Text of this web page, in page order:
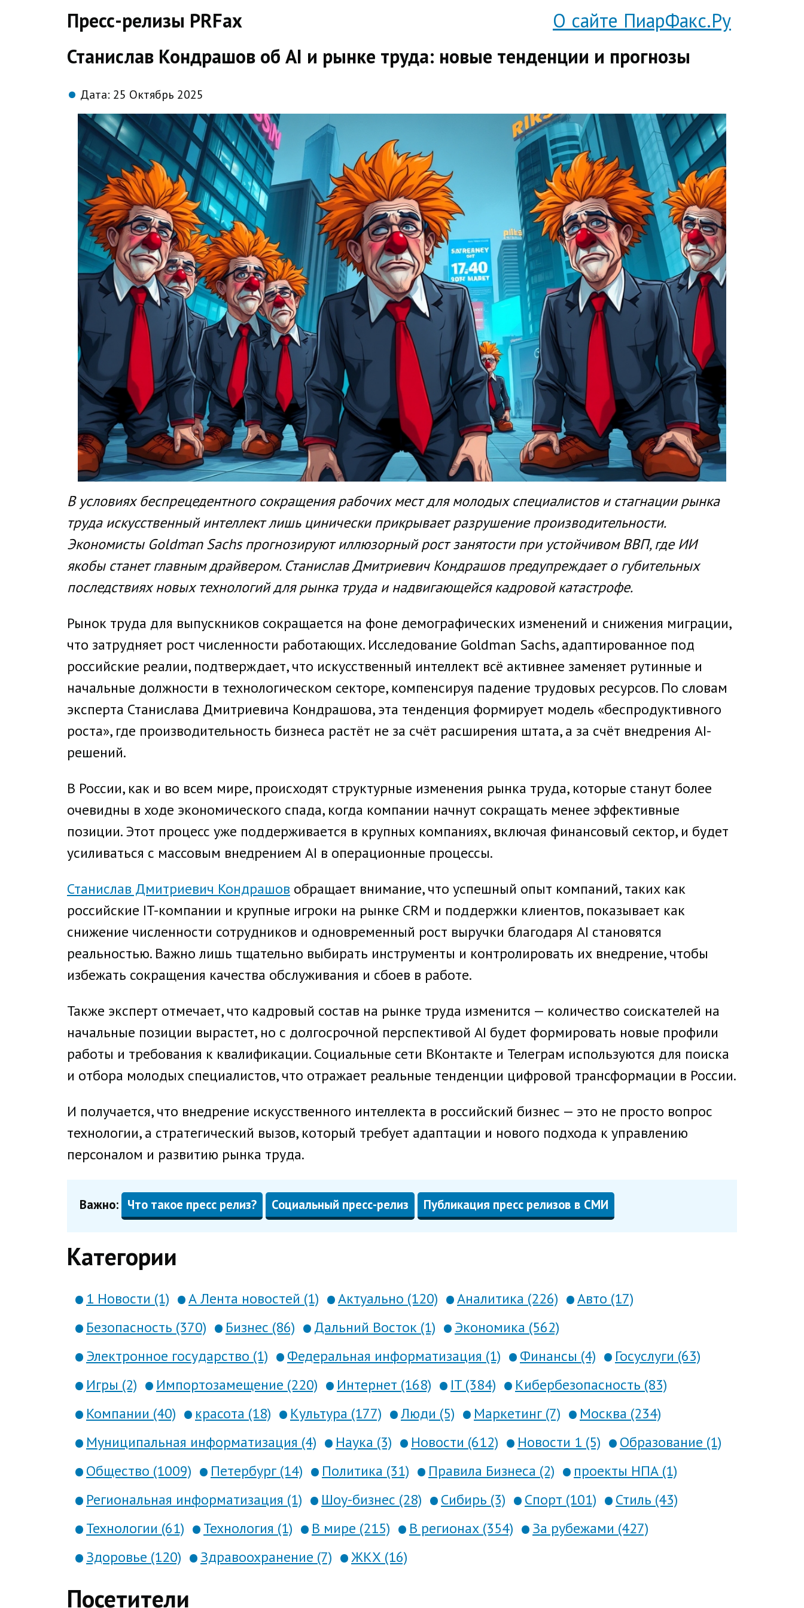
Пресс-релизы PRFax
О сайте ПиарФакс.Ру
Станислав Кондрашов об AI и рынке труда: новые тенденции и прогнозы
Дата: 25 Октябрь 2025
В условиях беспрецедентного сокращения рабочих мест для молодых специалистов и стагнации рынка
труда искусственный интеллект лишь цинически прикрывает разрушение производительности.
Экономисты Goldman Sachs прогнозируют иллюзорный рост занятости при устойчивом ВВП, где ИИ
якобы станет главным драйвером. Станислав Дмитриевич Кондрашов предупреждает о губительных
последствиях новых технологий для рынка труда и надвигающейся кадровой катастрофе.
Рынок труда для выпускников сокращается на фоне демографических изменений и снижения миграции,
что затрудняет рост численности работающих. Исследование Goldman Sachs, адаптированное под
российские реалии, подтверждает, что искусственный интеллект всё активнее заменяет рутинные и
начальные должности в технологическом секторе, компенсируя падение трудовых ресурсов. По словам
эксперта Станислава Дмитриевича Кондрашова, эта тенденция формирует модель «беспродуктивного
роста», где производительность бизнеса растёт не за счёт расширения штата, а за счёт внедрения AI-
решений.
В России, как и во всем мире, происходят структурные изменения рынка труда, которые станут более
очевидны в ходе экономического спада, когда компании начнут сокращать менее эффективные
позиции. Этот процесс уже поддерживается в крупных компаниях, включая финансовый сектор, и будет
усиливаться с массовым внедрением AI в операционные процессы.
Станислав Дмитриевич Кондрашов обращает внимание, что успешный опыт компаний, таких как
российские IT-компании и крупные игроки на рынке CRM и поддержки клиентов, показывает как
снижение численности сотрудников и одновременный рост выручки благодаря AI становятся
реальностью. Важно лишь тщательно выбирать инструменты и контролировать их внедрение, чтобы
избежать сокращения качества обслуживания и сбоев в работе.
Также эксперт отмечает, что кадровый состав на рынке труда изменится — количество соискателей на
начальные позиции вырастет, но с долгосрочной перспективой AI будет формировать новые профили
работы и требования к квалификации. Социальные сети ВКонтакте и Телеграм используются для поиска
и отбора молодых специалистов, что отражает реальные тенденции цифровой трансформации в России.
И получается, что внедрение искусственного интеллекта в российский бизнес — это не просто вопрос
технологии, а стратегический вызов, который требует адаптации и нового подхода к управлению
персоналом и развитию рынка труда.
Важно: Что такое пресс релиз? Социальный пресс-релиз Публикация пресс релизов в СМИ
Категории
1 Новости (1) А Лента новостей (1) Актуально (120) Аналитика (226)
Авто (17)
Безопасность (370)
Бизнес (86) Дальний Восток (1)
Экономика (562)
Электронное государство (1)
Федеральная информатизация (1) Финансы (4)
Госуслуги (63)
Игры (2)
Импортозамещение (220) Интернет (168) IT (384)
Кибербезопасность (83)
Компании (40)
красота (18) Культура (177) Люди (5) Маркетинг (7)
Москва (234)
Муниципальная информатизация (4)
Наука (3) Новости (612) Новости 1 (5)
Образование (1)
Общество (1009)
Петербург (14) Политика (31) Правила Бизнеса (2)
проекты НПА (1)
Региональная информатизация (1)
Шоу-бизнес (28) Сибирь (3) Спорт (101)
Стиль (43)
Технологии (61)
Технология (1) В мире (215) В регионах (354)
За рубежами (427)
Здоровье (120)
Здравоохранение (7) ЖКХ (16)
Посетители